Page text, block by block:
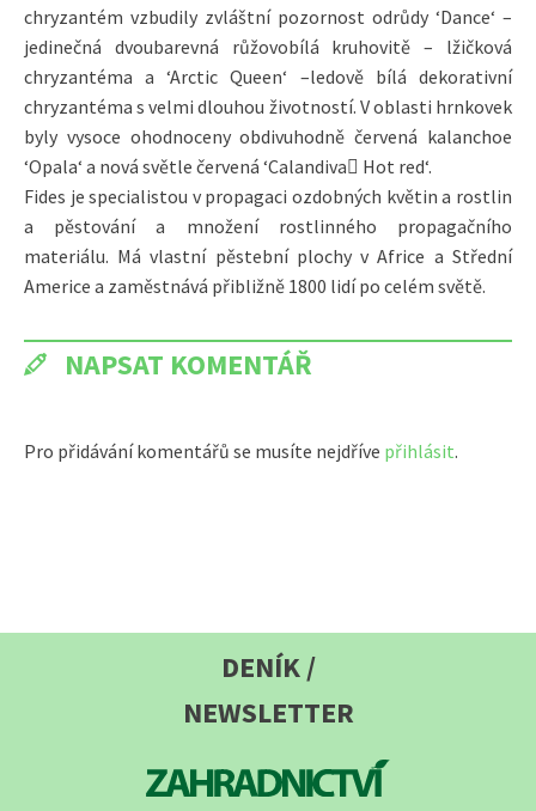
chryzantém vzbudily zvláštní pozornost odrůdy ‘Dance‘ –
jedinečná dvoubarevná růžovobílá kruhovitě – lžičková
chryzantéma a ‘Arctic Queen‘ –ledově bílá dekorativní
chryzantéma s velmi dlouhou životností. V oblasti hrnkovek
byly vysoce ohodnoceny obdivuhodně červená kalanchoe
‘Opala‘ a nová světle červená ‘Calandiva Hot red‘.
Fides je specialistou v propagaci ozdobných květin a rostlin
a pěstování a množení rostlinného propagačního
materiálu. Má vlastní pěstební plochy v Africe a Střední
Americe a zaměstnává přibližně 1800 lidí po celém světě.
NAPSAT KOMENTÁŘ
Pro přidávání komentářů se musíte nejdříve přihlásit.
DENÍK /
NEWSLETTER